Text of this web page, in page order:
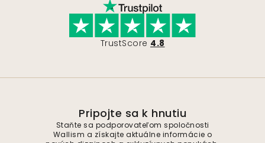
TrustScore 4.8
Pripojte sa k hnutiu
Staňte sa podporovateľom spoločnosti
Wallism a získajte aktuálne informácie o